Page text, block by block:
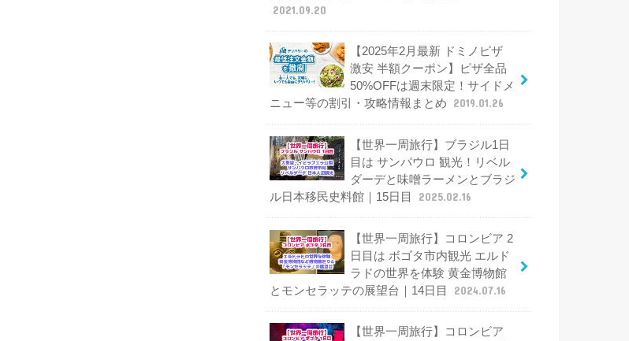
2021.09.20
【2025年2月最新 ドミノピザ
激安 半額クーポン】ピザ全品
50%OFFは週末限定！サイドメ
ニュー等の割引・攻略情報まとめ
2019.01.26
【世界一周旅行】ブラジル1日
目は サンパウロ 観光！リベル
ダーデと味噌ラーメンとブラジ
ル日本移民史料館｜15日目
2025.02.16
【世界一周旅行】コロンビア 2
日目は ボゴタ市内観光 エルド
ラドの世界を体験 黄金博物館
とモンセラッテの展望台｜14日目
2024.07.16
【世界一周旅行】コロンビア